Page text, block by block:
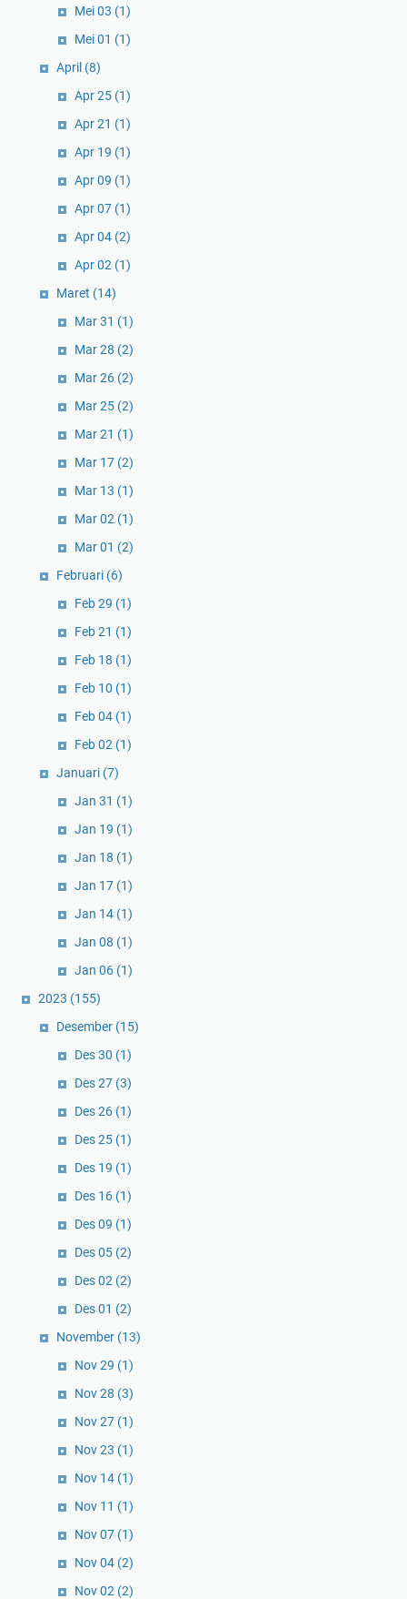
Mei 03 (1)
Mei 01 (1)
April (8)
Apr 25 (1)
Apr 21 (1)
Apr 19 (1)
Apr 09 (1)
Apr 07 (1)
Apr 04 (2)
Apr 02 (1)
Maret (14)
Mar 31 (1)
Mar 28 (2)
Mar 26 (2)
Mar 25 (2)
Mar 21 (1)
Mar 17 (2)
Mar 13 (1)
Mar 02 (1)
Mar 01 (2)
Februari (6)
Feb 29 (1)
Feb 21 (1)
Feb 18 (1)
Feb 10 (1)
Feb 04 (1)
Feb 02 (1)
Januari (7)
Jan 31 (1)
Jan 19 (1)
Jan 18 (1)
Jan 17 (1)
Jan 14 (1)
Jan 08 (1)
Jan 06 (1)
2023 (155)
Desember (15)
Des 30 (1)
Des 27 (3)
Des 26 (1)
Des 25 (1)
Des 19 (1)
Des 16 (1)
Des 09 (1)
Des 05 (2)
Des 02 (2)
Des 01 (2)
November (13)
Nov 29 (1)
Nov 28 (3)
Nov 27 (1)
Nov 23 (1)
Nov 14 (1)
Nov 11 (1)
Nov 07 (1)
Nov 04 (2)
Nov 02 (2)